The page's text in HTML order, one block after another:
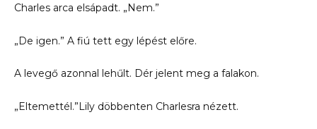
Charles arca elsápadt. „Nem.”
„De igen.” A fiú tett egy lépést előre.
A levegő azonnal lehűlt. Dér jelent meg a falakon.
„Eltemettél.”Lily döbbenten Charlesra nézett.